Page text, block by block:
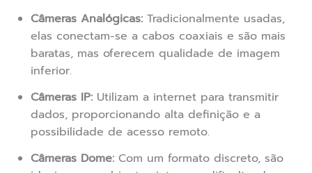
Câmeras Analógicas: Tradicionalmente usadas,
elas conectam-se a cabos coaxiais e são mais
baratas, mas oferecem qualidade de imagem
inferior.
Câmeras IP: Utilizam a internet para transmitir
dados, proporcionando alta definição e a
possibilidade de acesso remoto.
Câmeras Dome: Com um formato discreto, são